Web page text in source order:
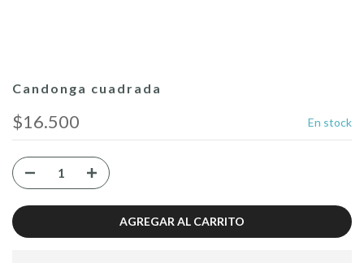
Candonga cuadrada
$16.500 En stock
AGREGAR AL CARRITO